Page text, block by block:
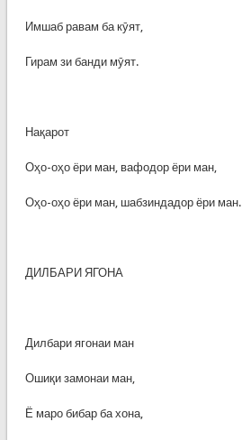
Имшаб равам ба кӯят,
Гирам зи банди мӯят.
Нақарот
Оҳо-оҳо ёри ман, вафодор ёри ман,
Оҳо-оҳо ёри ман, шабзиндадор ёри ман.
ДИЛБАРИ ЯГОНА
Дилбари ягонаи ман
Ошиқи замонаи ман,
Ё маро бибар ба хона,